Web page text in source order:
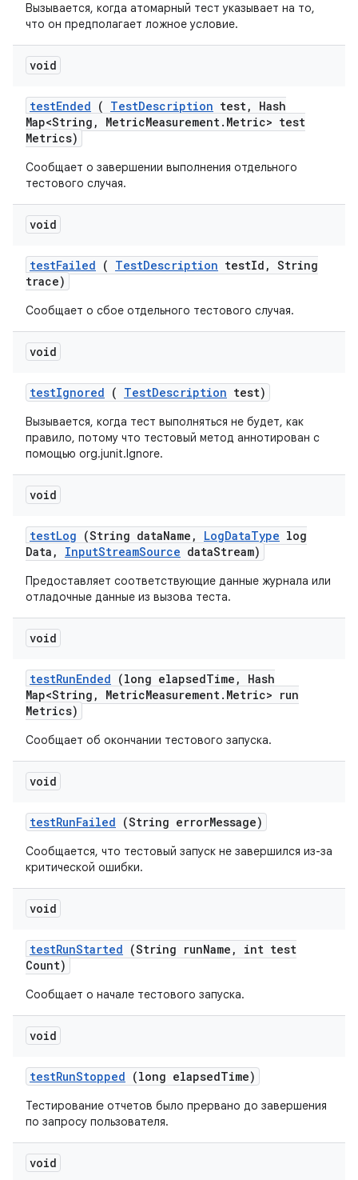
Вызывается, когда атомарный тест указывает на то,
что он предполагает ложное условие.
void
testEnded ( TestDescription test,
Hash
Map<String , MetricMeasurement. Metric> test
Metrics)
Сообщает о завершении выполнения отдельного
тестового случая.
void
testFailed ( TestDescription testId , String
trace)
Сообщает о сбое отдельного тестового случая.
void
testIgnored ( TestDescription test)
Вызывается, когда тест выполняться не будет, как
правило, потому что тестовый метод аннотирован с
помощью org.junit.Ignore.
void
testLog (String dataName , LogDataType log
Data , InputStreamSource dataStream)
Предоставляет соответствующие данные журнала или
отладочные данные из вызова теста.
void
testRunEnded (long elapsedTime ,
Hash
Map<String , MetricMeasurement. Metric> run
Metrics)
Сообщает об окончании тестового запуска.
void
testRunFailed (String errorMessage)
Сообщается, что тестовый запуск не завершился из-за
критической ошибки.
void
testRunStarted (String runName ,
int test
Count)
Сообщает о начале тестового запуска.
void
testRunStopped (long elapsedTime)
Тестирование отчетов было прервано до завершения
по запросу пользователя.
void